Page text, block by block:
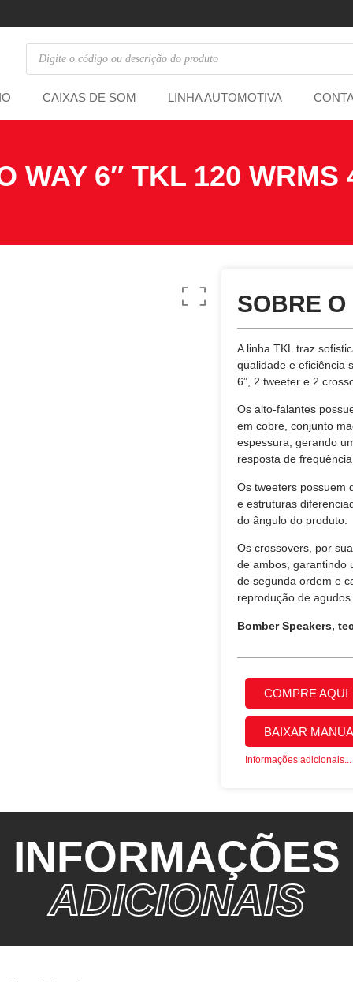
CAIXAS DE SOM LINHA AUTOMOTIVA
WAY 6″ TKL 120 WRMS
SOBRE O
A linha TKL traz
qualidade e eficiência
6”, 2 tweeter e 2
Os alto-falantes
em cobre, conjunto
espessura, gerando
resposta de
Os tweeters possuem
e estruturas
do ângulo do produto.
Os crossovers, por
de ambos, garantindo
de segunda ordem e
reprodução de agudos.
Bomber Speakers,
COMPRE AQUI
BAIXAR
Informações adicionais...
INFORMAÇÕES
ADICIONAIS